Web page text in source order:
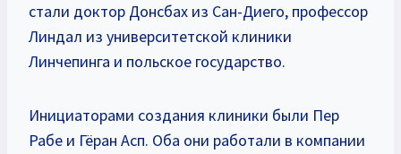
стали доктор Донсбах из Сан-Диего, профессор
Линдал из университетской клиники
Линчепинга и польское государство.
Инициаторами создания клиники были Пер
Рабе и Гёран Асп. Оба они работали в компании